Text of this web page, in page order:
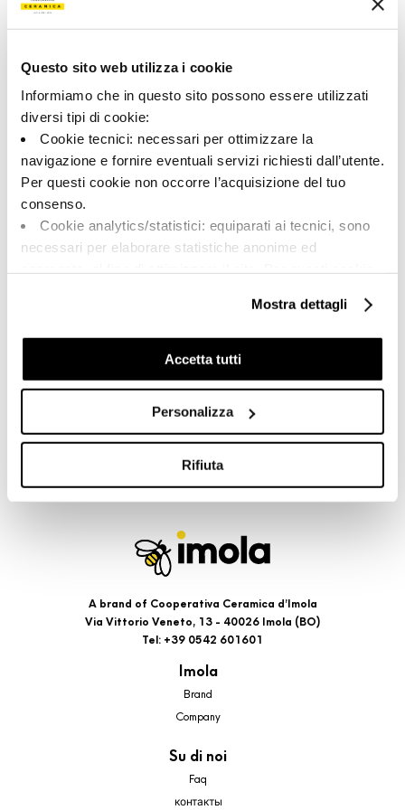
Questo sito web utilizza i cookie
Informiamo che in questo sito possono essere utilizzati
diversi tipi di cookie:
Cookie tecnici: necessari per ottimizzare la
navigazione e fornire eventuali servizi richiesti dall’utente.
Per questi cookie non occorre l’acquisizione del tuo
consenso.
Cookie analytics/statistici: equiparati ai tecnici, sono
necessari per elaborare statistiche anonime ed
Cookie di profilazione/marketing: sono utilizzati, solo
previo tuo consenso, per esaminare le tue abitudini di
navigazione e mostrarti quindi avvisi pubblicitari mirati, in
linea con le tue preferenze.
cookie di profilazione, selezionando uno dei bottoni sotto
riportati. Puoi avere maggiori dettagli visionando
l’Informativa estesa cookie. La chiusura del presente
banner comporterà il permanere dei soli cookie tecnici ed
comunque modificare le tue scelte in qualsiasi momento,
accedendo al link presente nel footer.
Mostra dettagli
Accetta tutti
Personalizza
Rifiuta
155790 | MK.KUNI 30A
Коллекция
00642
Миндальный
Типология:
Фон
Формат:
Естественный
Внешний вид поверхности:
Матовый
Разнотон:
Share:
A brand of Cooperativa Ceramica d’Imola
Via Vittorio Veneto, 13 - 40026 Imola (BO)
Tel: +39 0542 601601
Imola
Brand
Company
Su di noi
Faq
контакты